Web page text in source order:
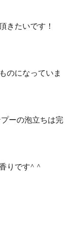
きたいです！
のになっていま
ーの泡立ちは完
りです^ ^